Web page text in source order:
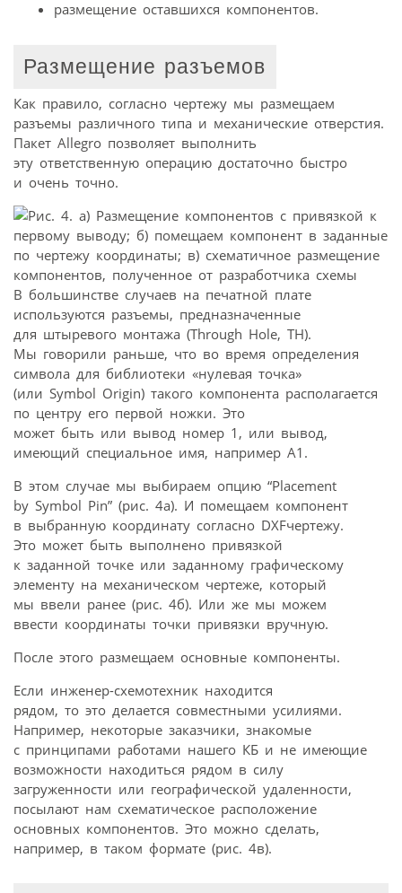
размещение оставшихся компонентов.
Размещение разъемов
Как правило, согласно чертежу мы размещаем
разъемы различного типа и механические отверстия.
Пакет Allegro позволяет выполнить
эту ответственную операцию достаточно быстро
и очень точно.
В большинстве случаев на печатной плате
используются разъемы, предназначенные
для штыревого монтажа (Тhrough Hole, ТH).
Мы говорили раньше, что во время определения
символа для библиотеки «нулевая точка»
(или Symbol Origin) такого компонента располагается
по центру его первой ножки. Это
может быть или вывод номер 1, или вывод,
имеющий специальное имя, например А1.
В этом случае мы выбираем опцию “Placement
by Symbol Pin” (рис. 4а). И помещаем компонент
в выбранную координату согласно DXFчертежу.
Это может быть выполнено привязкой
к заданной точке или заданному графическому
элементу на механическом чертеже, который
мы ввели ранее (рис. 4б). Или же мы можем
ввести координаты точки привязки вручную.
После этого размещаем основные компоненты.
Если инженер-схемотехник находится
рядом, то это делается совместными усилиями.
Например, некоторые заказчики, знакомые
с принципами работами нашего КБ и не имеющие
возможности находиться рядом в силу
загруженности или географической удаленности,
посылают нам схематическое расположение
основных компонентов. Это можно сделать,
например, в таком формате (рис. 4в).